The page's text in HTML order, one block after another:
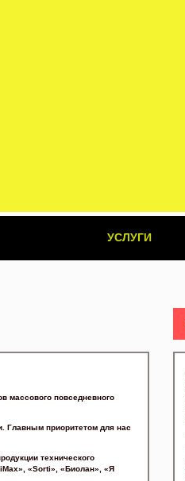
УСЛУГИ
массового повседневного
Главным приоритетом для нас
технического
«Sorti», «Биолан», «Я